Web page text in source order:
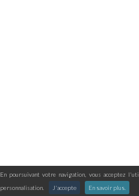
En poursuivant votre navigation, vous acceptez
personnalisation.
J'accepte En savoir plus.